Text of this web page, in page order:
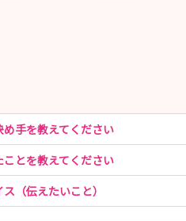
手を教えてください
とを教えてください
（伝えたいこと）